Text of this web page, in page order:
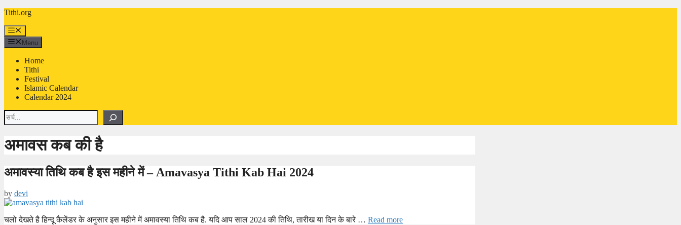
Skip
content
Tithi.org
Menu
Menu
Home
Tithi
Festival
Islamic Calendar
Calendar 2024
Search
अमावस कब की है
अमावस्या तिथि कब है इस महीने में – Amavasya Tithi Kab Hai 2024
by devi
चलो देखते है हिन्दू कैलेंडर के अनुसार इस महीने में अमावस्या तिथि कब है. यदि आप साल 2024 की तिथि, तारीख या दिन के बारे … Read more